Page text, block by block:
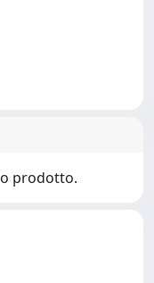
prodotto.